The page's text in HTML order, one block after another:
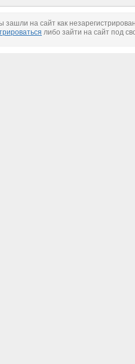
зашли на сайт как
либо зайти на сайт под